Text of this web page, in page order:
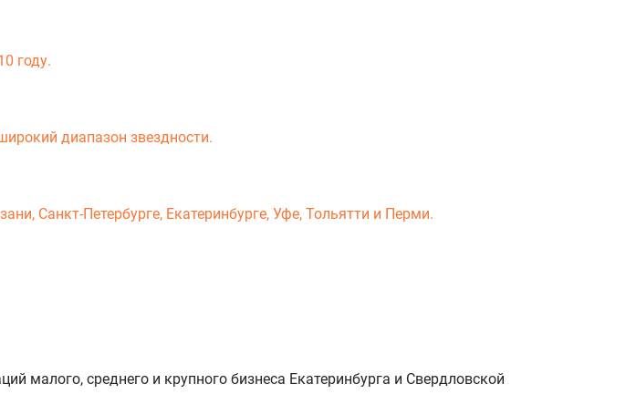
году.
диапазон звездности.
Санкт-Петербурге, Екатеринбурге, Уфе, Тольятти и Перми.
малого, среднего и крупного бизнеса Екатеринбурга и Свердловской